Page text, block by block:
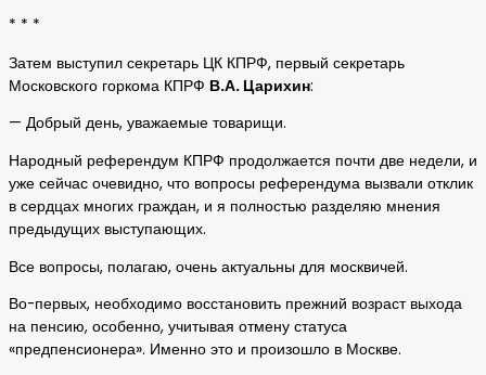
* * *
Затем выступил секретарь ЦК КПРФ, первый секретарь
Московского горкома КПРФ В.А. Царихин:
— Добрый день, уважаемые товарищи.
Народный референдум КПРФ продолжается почти две недели, и
уже сейчас очевидно, что вопросы референдума вызвали отклик
в сердцах многих граждан, и я полностью разделяю мнения
предыдущих выступающих.
Все вопросы, полагаю, очень актуальны для москвичей.
Во-первых, необходимо восстановить прежний возраст выхода
на пенсию, особенно, учитывая отмену статуса
«предпенсионера». Именно это и произошло в Москве.